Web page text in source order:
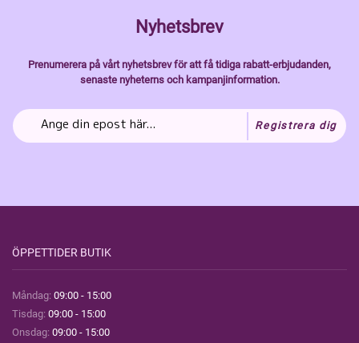
Nyhetsbrev
Prenumerera på vårt nyhetsbrev för att få tidiga rabatt-erbjudanden,
senaste nyheterns och kampanjinformation.
Registrera dig
ÖPPETTIDER BUTIK
Måndag: 09:00 - 15:00
Tisdag: 09:00 - 15:00
Onsdag: 09:00 - 15:00